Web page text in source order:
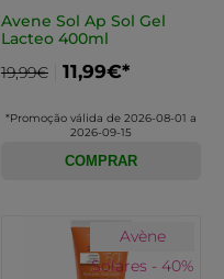
Avene Sol Ap Sol Gel
Lacteo 400ml
19,99€
11,99€*
*Promoção válida de 2026-08-01 a
2026-09-15
COMPRAR
Avène
Solares - 40%